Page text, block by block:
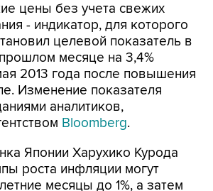
цены без учета свежих
- индикатор, для которого
целевой показатель в
месяце на 3,4%
2013 года после повышения
Изменение показателя
аналитиков,
Bloomberg.
Японии Харухико Курода
роста инфляции могут
месяцы до 1%, а затем